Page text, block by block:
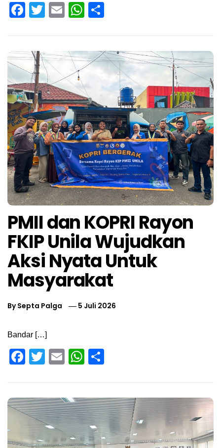
Facebook
Twitter
EmailWhatsApp
PMII dan KOPRI Rayon
FKIP Unila Wujudkan
Aksi Nyata Untuk
Masyarakat
BySepta Palga 5 Juli 2026
Bandar […]
Facebook
Twitter
EmailWhatsApp